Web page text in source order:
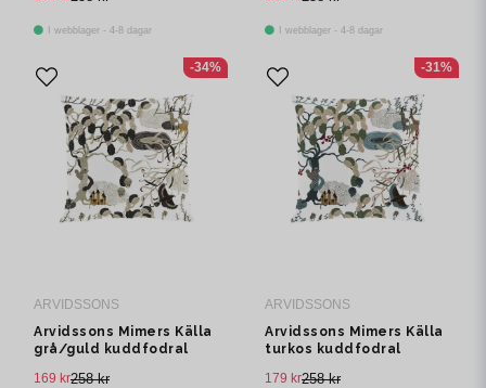
I webblager - 4-8 dagar I webblager - 4-8 dagar
ARVIDSSONS
Arvidssons Mimers Källa
grå/guld kuddfodral
258 kr
169 kr
-34%
ARVIDSSONS
Arvidssons Mimers Källa
turkos kuddfodral
258 kr
179 kr
-31%